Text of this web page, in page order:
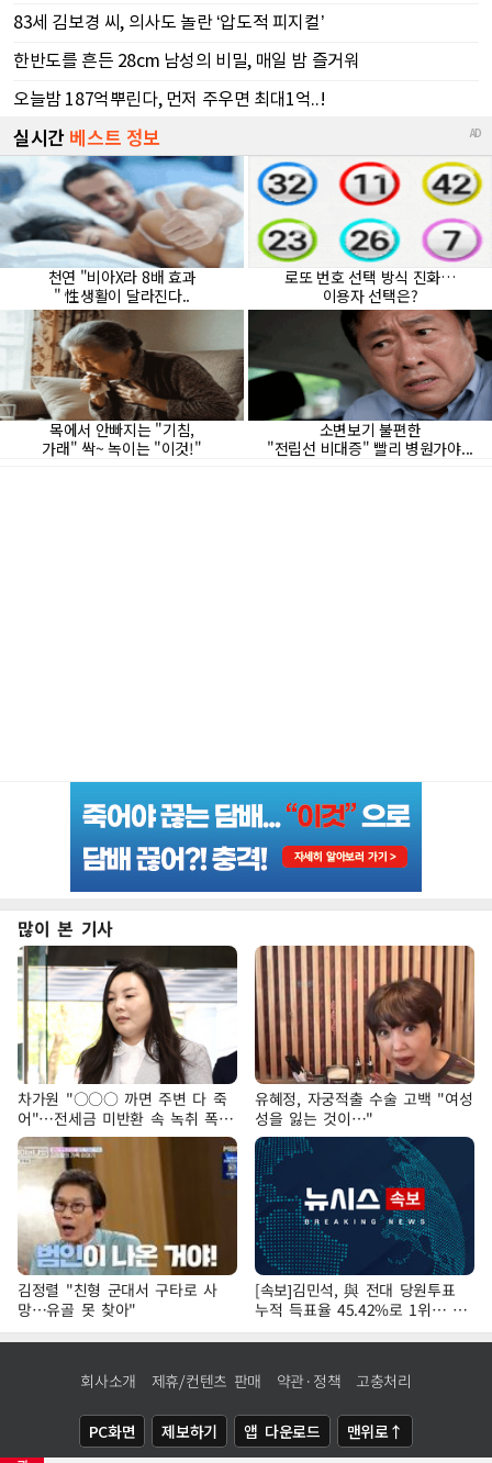
많이 본 기사
차가원 "○○○ 까면 주변 다 죽
어"…전세금 미반환 속 녹취 폭로
파장
유혜정, 자궁적출 수술 고백 "여성
성을 잃는 것이…"
김정렬 "친형 군대서 구타로 사
망…유골 못 찾아"
[속보]김민석, 與 전대 당원투표
누적 득표율 45.42%로 1위… 정
청래 44.56%
회사소개 제휴/컨텐츠 판매 약관·정책 고충처리
PC화면 제보하기 앱 다운로드 맨위로↑